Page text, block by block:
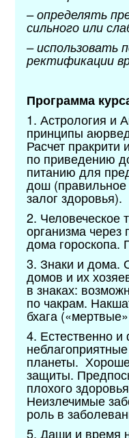
– определять
сильного или
– использовать
ректификации
Программа
1. Астрология и
принципы
Расчет пракрити
по приведению
питанию для
дош
залог здоровья).
2. Человеческое
организма через
дома гороскопа.
3. Знаки и дома.
домов и их
в знаках:
по чакрам.
бхага
4. Естественно
планеты.
защиты.
плохого
Неизлечимые
роль в
5. Даши и время